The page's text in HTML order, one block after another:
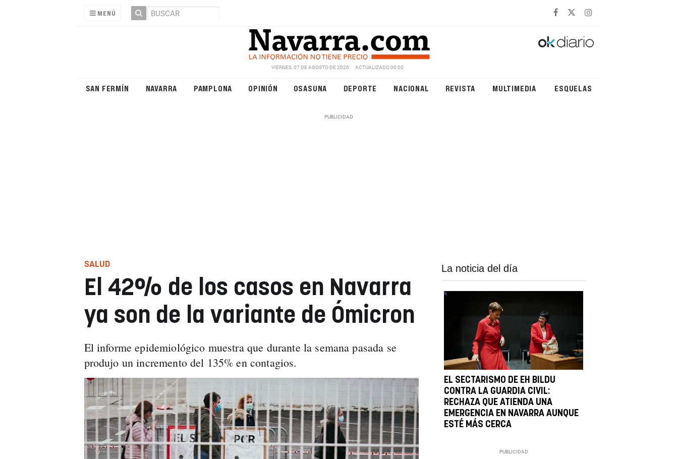
MENÚ
VIERNES, 07 DE AGOSTO DE 2026 ACTUALIZADO 00:00
SAN FERMÍN NAVARRA PAMPLONA OPINIÓN OSASUNA DEPORTE NACIONAL REVISTA MULTIMEDIA ESQUELAS
SALUD
El 42% de los casos en Navarra
ya son de la variante de Ómicron
El informe epidemiológico muestra que durante la semana pasada se
produjo un incremento del 135% en contagios.
La noticia del día
EL SECTARISMO DE EH BILDU
CONTRA LA GUARDIA CIVIL:
RECHAZA QUE ATIENDA UNA
EMERGENCIA EN NAVARRA AUNQUE
ESTÉ MÁS CERCA